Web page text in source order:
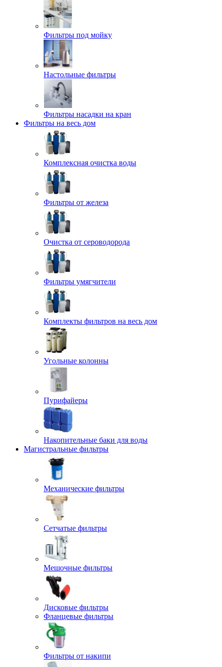
Фильтры под мойку
Настольные фильтры
Фильтры насадки на кран
Фильтры на весь дом
Комплексная очистка воды
Фильтры от железа
Очистка от сероводорода
Фильтры умягчители
Комплекты фильтров на весь дом
Угольные колонны
Пурифайеры
Накопительные баки для воды
Магистральные фильтры
Механические фильтры
Сетчатые фильтры
Мешочные фильтры
Дисковые фильтры
Фланцевые фильтры
Фильтры от накипи